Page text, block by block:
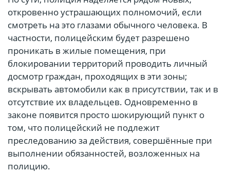
откровенно устрашающих полномочий, если
смотреть на это глазами обычного человека. В
частности, полицейским будет разрешено
проникать в жилые помещения, при
блокировании территорий проводить личный
досмотр граждан, проходящих в эти зоны;
вскрывать автомобили как в присутствии, так и в
отсутствие их владельцев. Одновременно в
законе появится просто шокирующий пункт о
том, что полицейский не подлежит
преследованию за действия, совершённые при
выполнении обязанностей, возложенных на
полицию.